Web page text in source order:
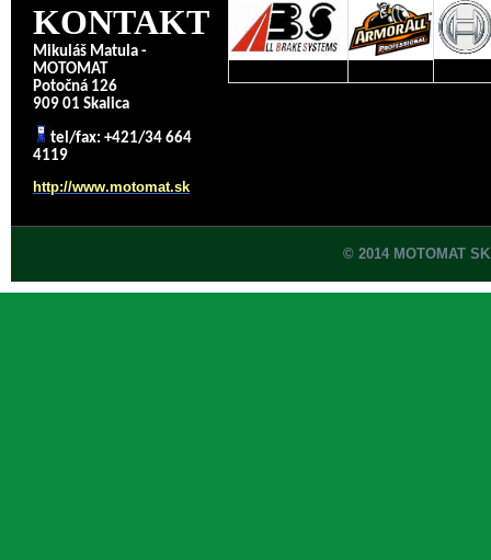
KONTAKT
Mikuláš Matula -
MOTOMAT
Potočná 126
909 01 Skalica
tel/fax: +421/34 664
4119
http://www.motomat.sk
© 2014